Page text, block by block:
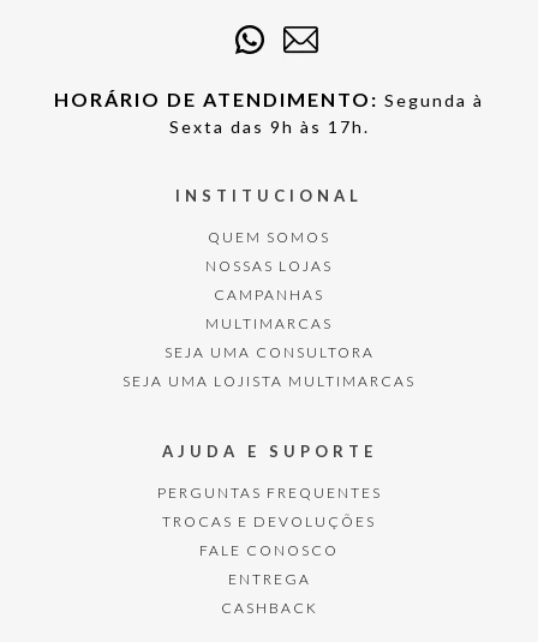
HORÁRIO DE ATENDIMENTO: Segunda à
Sexta das 9h às 17h.
INSTITUCIONAL
QUEM SOMOS
NOSSAS LOJAS
CAMPANHAS
MULTIMARCAS
SEJA UMA CONSULTORA
SEJA UMA LOJISTA MULTIMARCAS
AJUDA E SUPORTE
PERGUNTAS FREQUENTES
TROCAS E DEVOLUÇÕES
FALE CONOSCO
ENTREGA
CASHBACK